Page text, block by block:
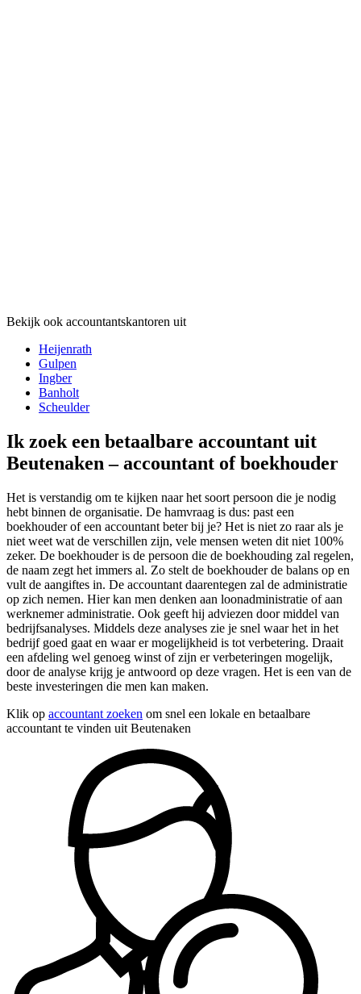
Bekijk ook accountantskantoren uit
Heijenrath
Gulpen
Ingber
Banholt
Scheulder
Ik zoek een betaalbare accountant uit
Beutenaken – accountant of boekhouder
Het is verstandig om te kijken naar het soort persoon die je nodig
hebt binnen de organisatie. De hamvraag is dus: past een
boekhouder of een accountant beter bij je? Het is niet zo raar als je
niet weet wat de verschillen zijn, vele mensen weten dit niet 100%
zeker. De boekhouder is de persoon die de boekhouding zal regelen,
de naam zegt het immers al. Zo stelt de boekhouder de balans op en
vult de aangiftes in. De accountant daarentegen zal de administratie
op zich nemen. Hier kan men denken aan loonadministratie of aan
werknemer administratie. Ook geeft hij adviezen door middel van
bedrijfsanalyses. Middels deze analyses zie je snel waar het in het
bedrijf goed gaat en waar er mogelijkheid is tot verbetering. Draait
een afdeling wel genoeg winst of zijn er verbeteringen mogelijk,
door de analyse krijg je antwoord op deze vragen. Het is een van de
beste investeringen die men kan maken.
Klik op accountant zoeken om snel een lokale en betaalbare
accountant te vinden uit Beutenaken